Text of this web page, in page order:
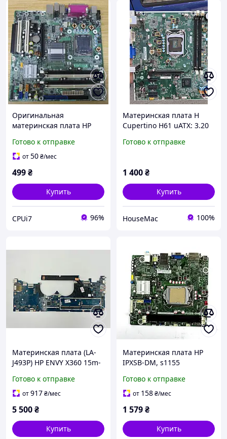
Оригинальная
материнская плата HP
CMT (Socket 775/ DDR2)
Готово к отправке
от50₴/мес
499₴
Купить
CPUi7 96%
Материнская плата H
Cupertino H61 uATX: 3.20
2xDDR3, mATX)
Готово к отправке
1 400₴
Купить
HouseMac 100%
Материнская плата (LA-
J493P) HP ENVY X360 15m-
Ryzen 5 4500u
Готово к отправке
от917₴/мес
5 500₴
Купить
Материнская плата HP
IPXSB-DM, s1155
Готово к отправке
от 158₴/мес
1 579₴
Купить